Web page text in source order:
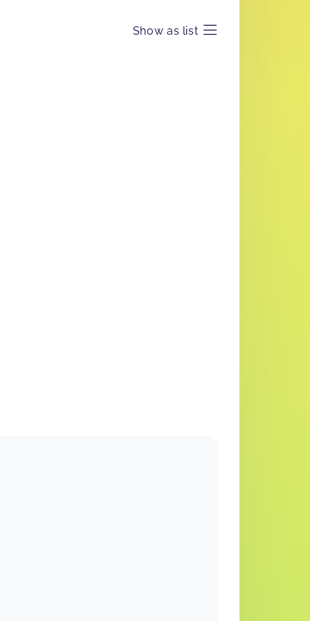
Show as list